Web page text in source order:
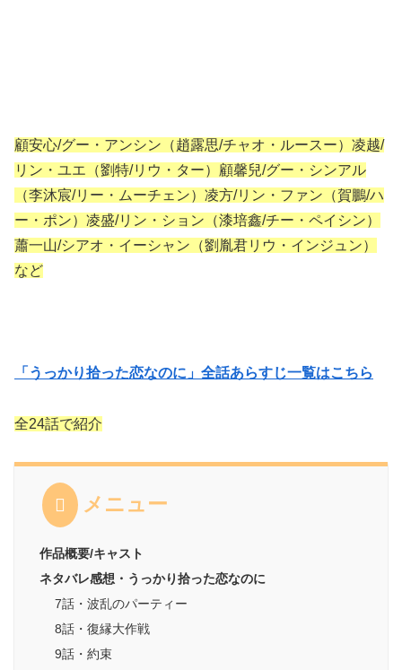
顧安心/グー・アンシン（趙露思/チャオ・ルースー）凌越/
リン・ユエ（劉特/リウ・ター）顧馨兒/グー・シンアル
（李沐宸/リー・ムーチェン）凌方/リン・ファン（賀鵬/ハ
ー・ポン）凌盛/リン・ション（漆培鑫/チー・ペイシン）
蕭一山/シアオ・イーシャン（劉胤君リウ・インジュン）
など
「うっかり拾った恋なのに」全話あらすじ一覧はこちら
全24話で紹介
メニュー
作品概要/キャスト
ネタバレ感想・うっかり拾った恋なのに
7話・波乱のパーティー
8話・復縁大作戦
9話・約束